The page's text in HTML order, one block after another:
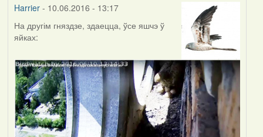
Harrier- 10.06.2016 - 13:17
На другім гняздзе, здаецца, ўсе яшчэ ў
яйках: